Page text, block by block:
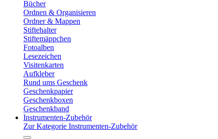
Bücher
Ordnen & Organisieren
Ordner & Mappen
Stiftehalter
Stiftemäppchen
Fotoalben
Lesezeichen
Visitenkarten
Aufkleber
Rund ums Geschenk
Geschenkpapier
Geschenkboxen
Geschenkband
Instrumenten-Zubehör
Zur Kategorie Instrumenten-Zubehör